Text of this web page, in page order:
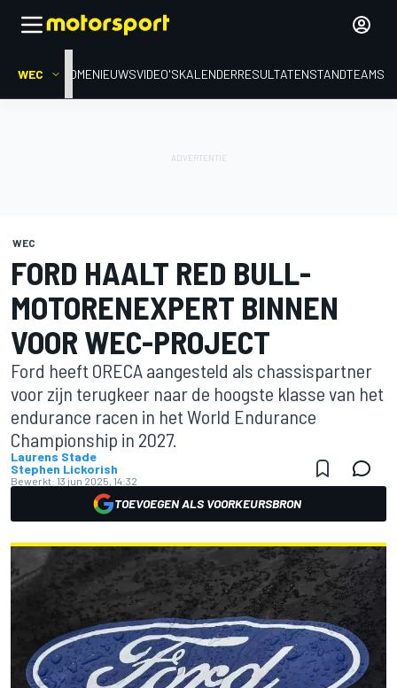
WEC HOMENIEUWSVIDEO'SKALENDERRESULTATENSTANDTEAMS
WEC
FORD HAALT RED BULL-
MOTORENEXPERT BINNEN
VOOR WEC-PROJECT
Ford heeft ORECA aangesteld als chassispartner
voor zijn terugkeer naar de hoogste klasse van het
endurance racen in het World Endurance
Championship in 2027.
Laurens Stade
Stephen Lickorish
Bewerkt: 13 jun 2025, 14:32
TOEVOEGEN ALS VOORKEURSBRON